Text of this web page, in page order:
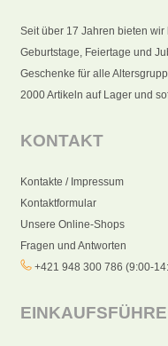
Seit über 17 Jahren bieten
Geburtstage, Feiertage und
Geschenke für alle
2000 Artikeln auf Lager und
KONTAKT
Kontakte / Impressum
Kontaktformular
Unsere Online-Shops
Fragen und Antworten
+421 948 300 786 (9:00-